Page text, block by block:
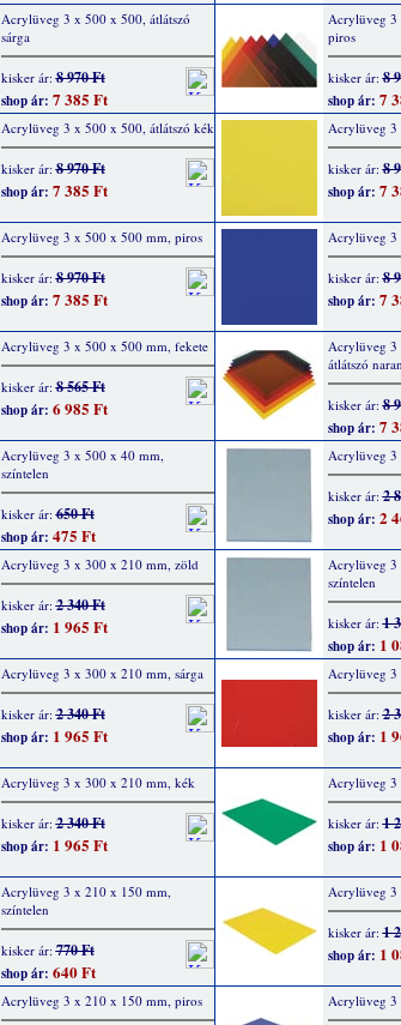
Acrylüveg 3 x 500 x 500, átlátszó
sárga
kisker ár:8 970 Ft
shop ár: 7 385 Ft
Acrylüveg 3
piros
kisker ár:8
shop ár: 7
Acrylüveg 3 x 500 x 500, átlátszó kék
kisker ár:8 970 Ft
shop ár: 7 385 Ft
Acrylüveg 3
kisker ár:8
shop ár: 7
Acrylüveg 3 x 500 x 500 mm, piros
kisker ár:8 970 Ft
shop ár: 7 385 Ft
Acrylüveg 3
kisker ár:8
shop ár: 7
Acrylüveg 3 x 500 x 500 mm, fekete
kisker ár:8 565 Ft
shop ár: 6 985 Ft
Acrylüveg 3
átlátszó
kisker ár:8
shop ár: 7
Acrylüveg 3 x 500 x 40 mm,
színtelen
kisker ár:650 Ft
shop ár: 475 Ft
Acrylüveg 3
kisker ár:2
shop ár: 2
Acrylüveg 3 x 300 x 210 mm, zöld
kisker ár:2 340 Ft
shop ár: 1 965 Ft
Acrylüveg 3
színtelen
kisker ár:1
shop ár: 1
Acrylüveg 3 x 300 x 210 mm, sárga
kisker ár:2 340 Ft
shop ár: 1 965 Ft
Acrylüveg 3
kisker ár:2
shop ár: 1
Acrylüveg 3 x 300 x 210 mm, kék
kisker ár:2 340 Ft
shop ár: 1 965 Ft
Acrylüveg 3
kisker ár:1
shop ár: 1
Acrylüveg 3 x 210 x 150 mm,
színtelen
kisker ár:770 Ft
shop ár: 640 Ft
Acrylüveg 3
kisker ár:1
shop ár: 1
Acrylüveg 3 x 210 x 150 mm, piros Acrylüveg 3